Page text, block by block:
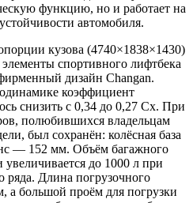
функцию, но и работает на
автомобиля.
кузова (4740×1838×1430)
спортивного лифтбека
дизайн Changan.
коэффициент
снизить с 0,34 до 0,27 Cx. При
полюбившихся владельцам
был сохранён: колёсная база
— 152 мм. Объём багажного
увеличивается до 1000 л при
ряда. Длина погрузочного
а большой проём для погрузки